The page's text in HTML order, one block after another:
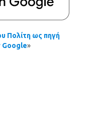
Πολίτη ως πηγή
Google»